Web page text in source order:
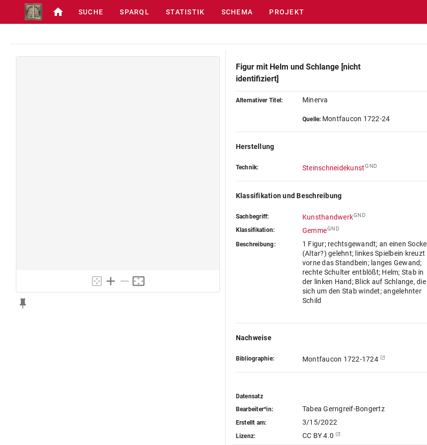
SUCHE SPARQL STATISTIK SCHEMA PROJEKT
Figur mit Helm und Schlange [nicht
identifiziert]
Alternativer Titel: Minerva
Quelle: Montfaucon 1722-24
Herstellung
Technik: SteinschneidekunstGND
Klassifikation und Beschreibung
Sachbegriff: KunsthandwerkGND
Klassifikation: GemmeGND
Beschreibung:
1 Figur; rechtsgewandt; an einen Sockel
(Altar?) gelehnt; linkes Spielbein kreuzt
vorne das Standbein; langes Gewand;
rechte Schulter entblößt; Helm; Stab in
der linken Hand; Blick auf Schlange, die
sich um den Stab windet; angelehnter
Schild
Nachweise
Bibliographie: Montfaucon 1722-1724
Datensatz
Bearbeiter*in:
Tabea Gerngreif-Bongertz
Erstellt am: 3/15/2022
Lizenz: CC BY 4.0